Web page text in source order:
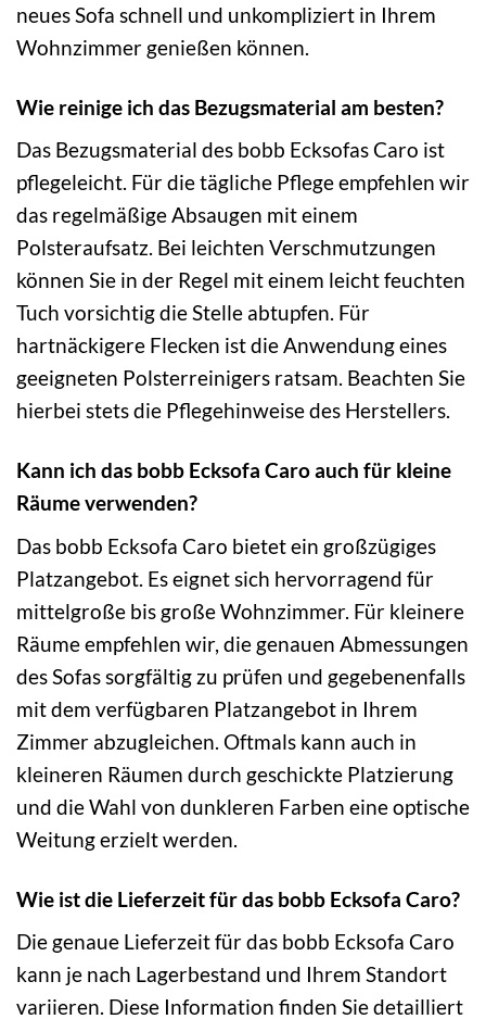
neues Sofa schnell und unkompliziert in Ihrem
Wohnzimmer genießen können.
Wie reinige ich das Bezugsmaterial am besten?
Das Bezugsmaterial des bobb Ecksofas Caro ist
pflegeleicht. Für die tägliche Pflege empfehlen wir
das regelmäßige Absaugen mit einem
Polsteraufsatz. Bei leichten Verschmutzungen
können Sie in der Regel mit einem leicht feuchten
Tuch vorsichtig die Stelle abtupfen. Für
hartnäckigere Flecken ist die Anwendung eines
geeigneten Polsterreinigers ratsam. Beachten Sie
hierbei stets die Pflegehinweise des Herstellers.
Kann ich das bobb Ecksofa Caro auch für kleine
Räume verwenden?
Das bobb Ecksofa Caro bietet ein großzügiges
Platzangebot. Es eignet sich hervorragend für
mittelgroße bis große Wohnzimmer. Für kleinere
Räume empfehlen wir, die genauen Abmessungen
des Sofas sorgfältig zu prüfen und gegebenenfalls
mit dem verfügbaren Platzangebot in Ihrem
Zimmer abzugleichen. Oftmals kann auch in
kleineren Räumen durch geschickte Platzierung
und die Wahl von dunkleren Farben eine optische
Weitung erzielt werden.
Wie ist die Lieferzeit für das bobb Ecksofa Caro?
Die genaue Lieferzeit für das bobb Ecksofa Caro
kann je nach Lagerbestand und Ihrem Standort
variieren. Diese Information finden Sie detailliert